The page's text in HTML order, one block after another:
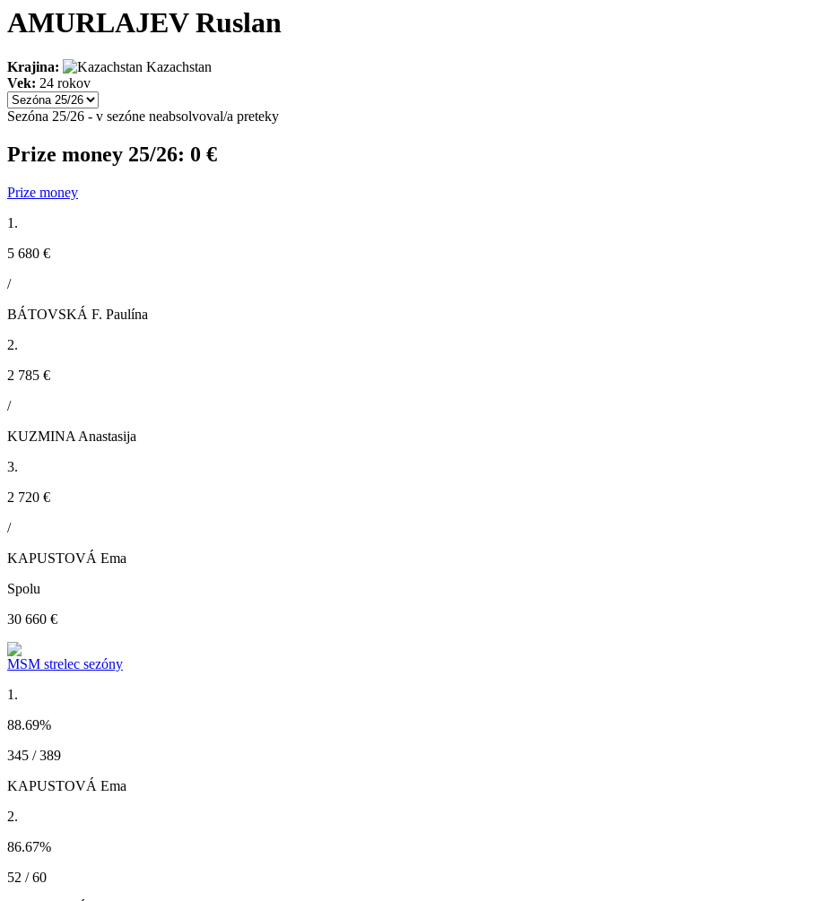
AMURLAJEV Ruslan
Krajina:
Kazachstan
Vek: 24 rokov
Sezóna 25/26 - v sezóne neabsolvoval/a preteky
Prize money 25/26: 0 €
Prize money
1.
5 680 €
/
BÁTOVSKÁ F. Paulína
2.
2 785 €
/
KUZMINA Anastasija
3.
2 720 €
/
KAPUSTOVÁ Ema
Spolu
30 660 €
MSM strelec sezóny
1.
88.69%
345 / 389
KAPUSTOVÁ Ema
2.
86.67%
52 / 60